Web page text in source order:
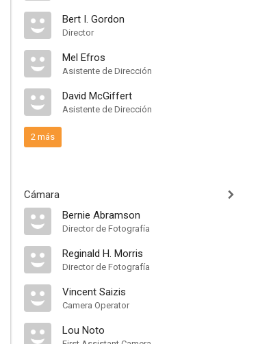
Bert I. Gordon
Director
Mel Efros
Asistente de Dirección
David McGiffert
Asistente de Dirección
2 más
Cámara
Bernie Abramson
Director de Fotografía
Reginald H. Morris
Director de Fotografía
Vincent Saizis
Camera Operator
Lou Noto